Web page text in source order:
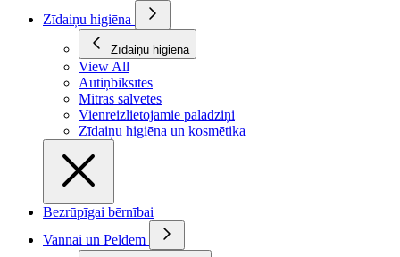
Zīdaiņu higiēna
Zīdaiņu higiēna
View All
Autiņbiksītes
Mitrās salvetes
Vienreizlietojamie paladziņi
Zīdaiņu higiēna un kosmētika
Bezrūpīgai bērnībai
Vannai un Peldēm